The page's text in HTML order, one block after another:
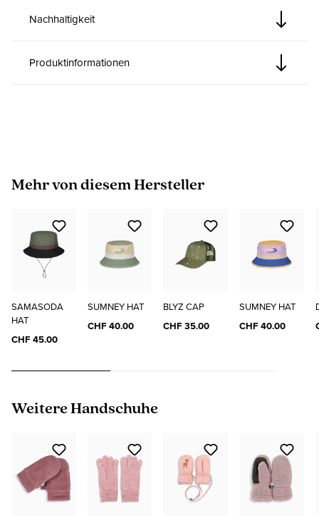
Nachhaltigkeit
Produktinformationen
Produktgalerie überspringen
Mehr von diesem Hersteller
SAMASODA
HAT
CHF 45.00
SUMNEY HAT
CHF 40.00
BLYZ CAP
CHF 35.00
SUMNEY HAT
CHF 40.00
Produktgalerie überspringen
Weitere Handschuhe